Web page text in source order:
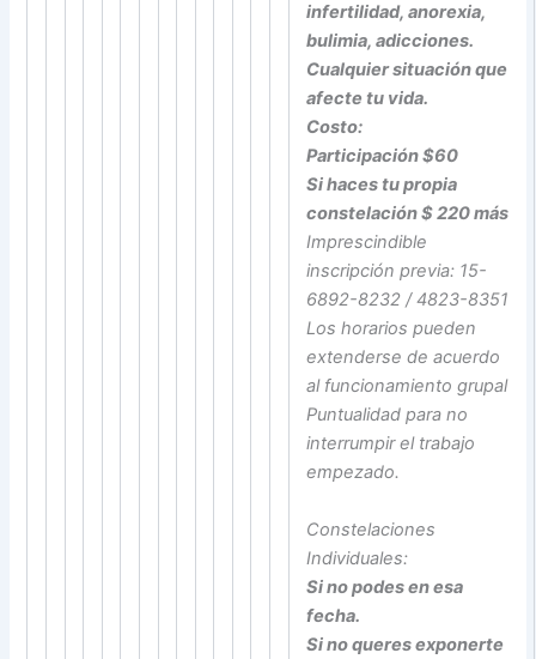
infertilidad, anorexia,
bulimia, adicciones.
Cualquier situación que
afecte tu vida.
Costo:
Participación $60
Si haces tu propia
constelación $ 220 más
Imprescindible
inscripción previa: 15-
6892-8232 / 4823-8351
Los horarios pueden
extenderse de acuerdo
al funcionamiento grupal
Puntualidad para no
interrumpir el trabajo
empezado.
Constelaciones
Individuales:
Si no podes en esa
fecha.
Si no queres exponerte